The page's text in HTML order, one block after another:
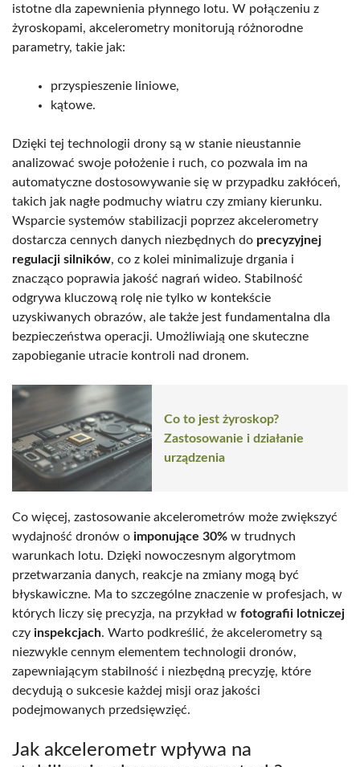
istotne dla zapewnienia płynnego lotu. W połączeniu z
żyroskopami, akcelerometry monitorują różnorodne
parametry, takie jak:
przyspieszenie liniowe,
kątowe.
Dzięki tej technologii drony są w stanie nieustannie
analizować swoje położenie i ruch, co pozwala im na
automatyczne dostosowywanie się w przypadku zakłóceń,
takich jak nagłe podmuchy wiatru czy zmiany kierunku.
Wsparcie systemów stabilizacji poprzez akcelerometry
dostarcza cennych danych niezbędnych do precyzyjnej
regulacji silników, co z kolei minimalizuje drgania i
znacząco poprawia jakość nagrań wideo. Stabilność
odgrywa kluczową rolę nie tylko w kontekście
uzyskiwanych obrazów, ale także jest fundamentalna dla
bezpieczeństwa operacji. Umożliwiają one skuteczne
zapobieganie utracie kontroli nad dronem.
Co to jest żyroskop?
Zastosowanie i działanie
urządzenia
Co więcej, zastosowanie akcelerometrów może zwiększyć
wydajność dronów o imponujące 30% w trudnych
warunkach lotu. Dzięki nowoczesnym algorytmom
przetwarzania danych, reakcje na zmiany mogą być
błyskawiczne. Ma to szczególne znaczenie w profesjach, w
których liczy się precyzja, na przykład w fotografii lotniczej
czy inspekcjach. Warto podkreślić, że akcelerometry są
niezwykle cennym elementem technologii dronów,
zapewniającym stabilność i niezbędną precyzję, które
decydują o sukcesie każdej misji oraz jakości
podejmowanych przedsięwzięć.
Jak akcelerometr wpływa na